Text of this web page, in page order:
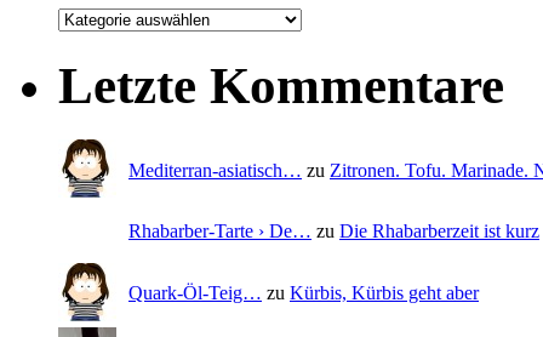
Letzte Kommentare
Mediterran-asiatisch… zu Zitronen. Tofu. Marinade.
Rhabarber-Tarte › De… zu Die Rhabarberzeit ist kurz
Quark-Öl-Teig… zu Kürbis, Kürbis geht aber